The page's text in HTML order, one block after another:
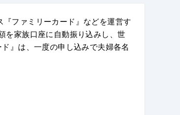
ファミリーカード』などを運営す
を家族口座に自動振り込みし、世
』は、一度の申し込みで夫婦各名